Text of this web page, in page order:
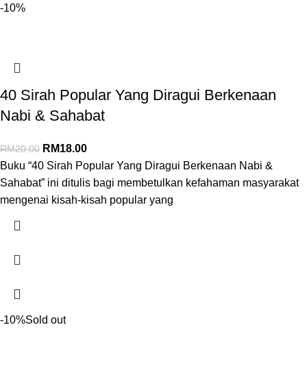
-10%
40 Sirah Popular Yang Diragui Berkenaan
Nabi & Sahabat
RM20.00 RM18.00
Buku “40 Sirah Popular Yang Diragui Berkenaan Nabi &
Sahabat” ini ditulis bagi membetulkan kefahaman masyarakat
mengenai kisah-kisah popular yang
-10%Sold out